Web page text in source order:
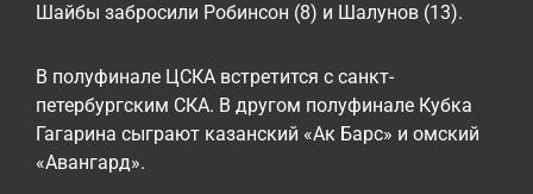
Шайбы забросили Робинсон (8) и Шалунов (13).
В полуфинале ЦСКА встретится с санкт-
петербургским СКА. В другом полуфинале Кубка
Гагарина сыграют казанский «Ак Барс» и омский
«Авангард».